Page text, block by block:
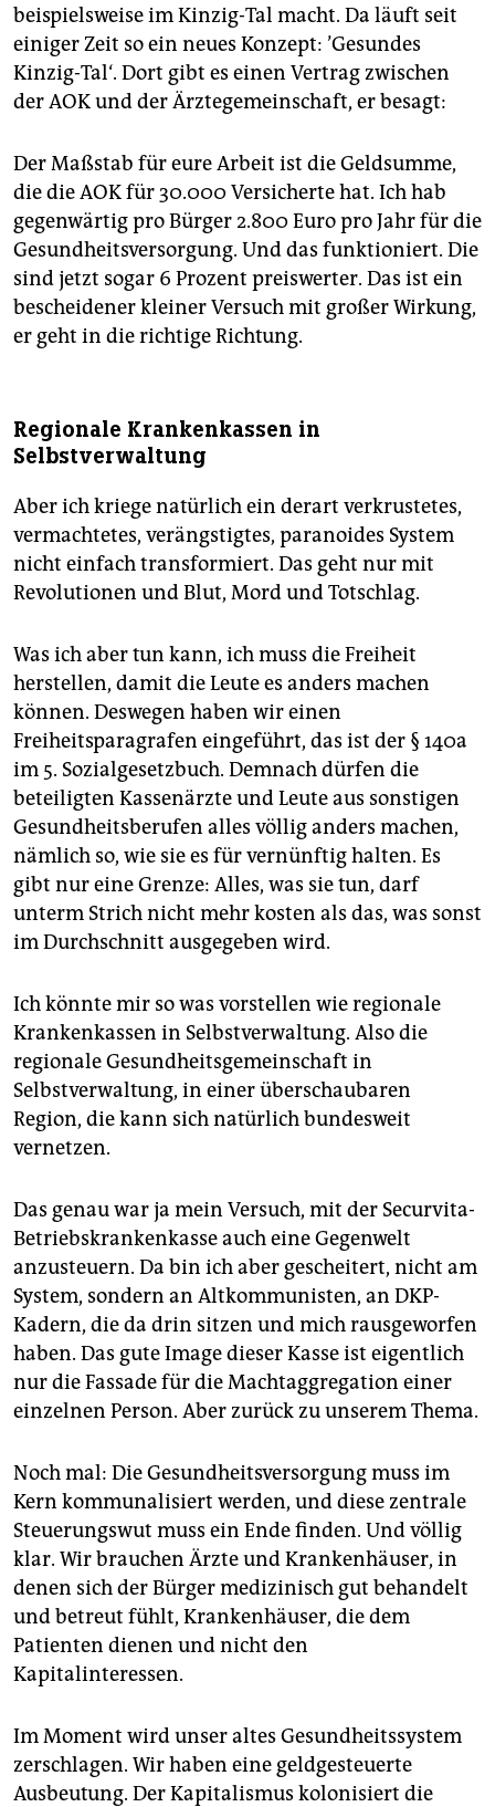
beispielsweise im Kinzig-Tal macht. Da läuft seit
einiger Zeit so ein neues Konzept: ’Gesundes
Kinzig-Tal‘. Dort gibt es einen Vertrag zwischen
der AOK und der Ärztegemeinschaft, er besagt:
Der Maßstab für eure Arbeit ist die Geldsumme,
die die AOK für 30.000 Versicherte hat. Ich hab
gegenwärtig pro Bürger 2.800 Euro pro Jahr für die
Gesundheitsversorgung. Und das funktioniert. Die
sind jetzt sogar 6 Prozent preiswerter. Das ist ein
bescheidener kleiner Versuch mit großer Wirkung,
er geht in die richtige Richtung.
Regionale Krankenkassen in
Selbstverwaltung
Aber ich kriege natürlich ein derart verkrustetes,
vermachtetes, verängstigtes, paranoides System
nicht einfach transformiert. Das geht nur mit
Revolutionen und Blut, Mord und Totschlag.
Was ich aber tun kann, ich muss die Freiheit
herstellen, damit die Leute es anders machen
können. Deswegen haben wir einen
Freiheitsparagrafen eingeführt, das ist der § 140a
im 5. Sozialgesetzbuch. Demnach dürfen die
beteiligten Kassenärzte und Leute aus sonstigen
Gesundheitsberufen alles völlig anders machen,
nämlich so, wie sie es für vernünftig halten. Es
gibt nur eine Grenze: Alles, was sie tun, darf
unterm Strich nicht mehr kosten als das, was sonst
im Durchschnitt ausgegeben wird.
Ich könnte mir so was vorstellen wie regionale
Krankenkassen in Selbstverwaltung. Also die
regionale Gesundheitsgemeinschaft in
Selbstverwaltung, in einer überschaubaren
Region, die kann sich natürlich bundesweit
vernetzen.
Das genau war ja mein Versuch, mit der Securvita-
Betriebskrankenkasse auch eine Gegenwelt
anzusteuern. Da bin ich aber gescheitert, nicht am
System, sondern an Altkommunisten, an DKP-
Kadern, die da drin sitzen und mich rausgeworfen
haben. Das gute Image dieser Kasse ist eigentlich
nur die Fassade für die Machtaggregation einer
einzelnen Person. Aber zurück zu unserem Thema.
Noch mal: Die Gesundheitsversorgung muss im
Kern kommunalisiert werden, und diese zentrale
Steuerungswut muss ein Ende finden. Und völlig
klar. Wir brauchen Ärzte und Krankenhäuser, in
denen sich der Bürger medizinisch gut behandelt
und betreut fühlt, Krankenhäuser, die dem
Patienten dienen und nicht den
Kapitalinteressen.
Im Moment wird unser altes Gesundheitssystem
zerschlagen. Wir haben eine geldgesteuerte
Ausbeutung. Der Kapitalismus kolonisiert die